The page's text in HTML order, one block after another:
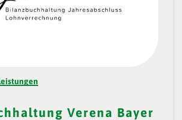
Verena Bayer